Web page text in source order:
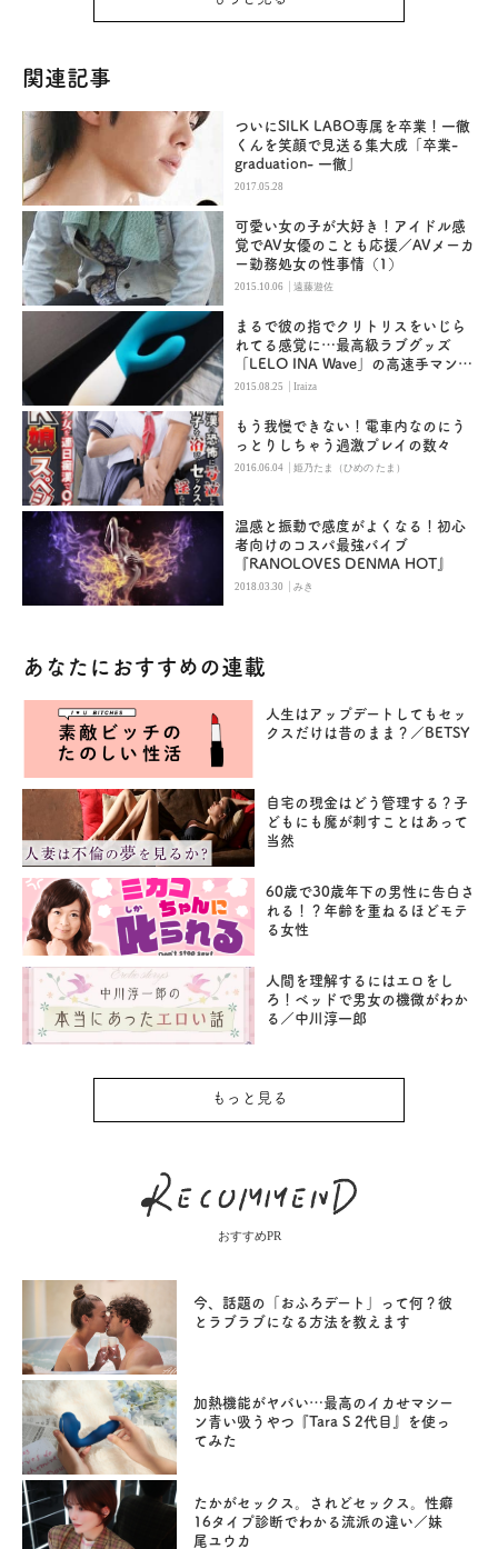
関連記事
ついにSILK LABO専属を卒業！一徹
くんを笑顔で見送る集大成「卒業-
graduation- 一徹」
2017.05.28
可愛い女の子が大好き！アイドル感
覚でAV女優のことも応援／AVメーカ
ー勤務処女の性事情（1）
2015.10.06 |遠藤遊佐
まるで彼の指でクリトリスをいじら
れてる感覚に…最高級ラブグッズ
「LELO INA Wave」の高速手マンに
酔いしれる
2015.08.25 |Iraiza
もう我慢できない！電車内なのにう
っとりしちゃう過激プレイの数々
2016.06.04 |姫乃たま（ひめの たま）
温感と振動で感度がよくなる！初心
者向けのコスパ最強バイブ
『RANOLOVES DENMA HOT』
2018.03.30 |みき
あなたにおすすめの連載
人生はアップデートしてもセッ
クスだけは昔のまま？／BETSY
自宅の現金はどう管理する？子
どもにも魔が刺すことはあって
当然
60歳で30歳年下の男性に告白さ
れる！？年齢を重ねるほどモテ
る女性
人間を理解するにはエロをし
ろ！ベッドで男女の機微がわか
る／中川淳一郎
もっと見る
おすすめPR
今、話題の「おふろデート」って何？彼
とラブラブになる方法を教えます
加熱機能がヤバい…最高のイカせマシー
ン青い吸うやつ『Tara S 2代目』を使っ
てみた
たかがセックス。されどセックス。性癖
16タイプ診断でわかる流派の違い／妹
尾ユウカ